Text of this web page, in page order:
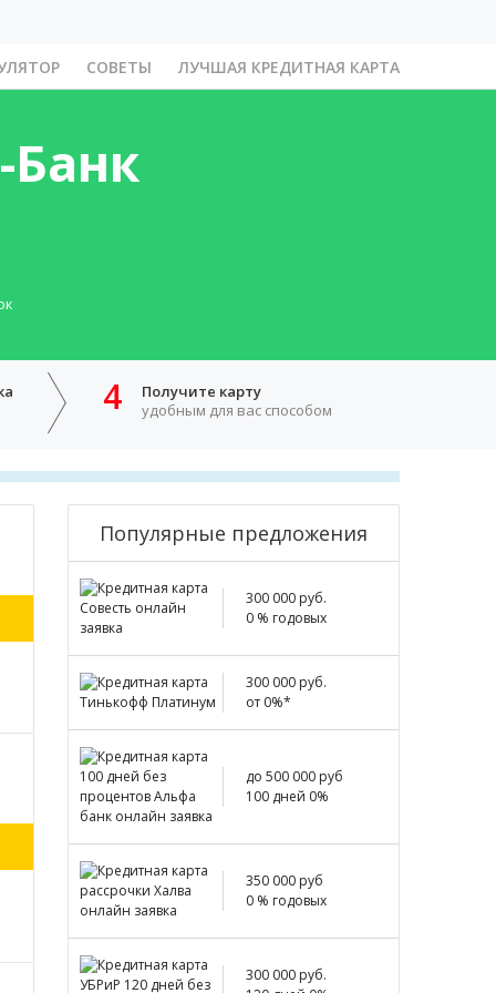
СОВЕТЫ ЛУЧШАЯ КРЕДИТНАЯ КАРТА
4
Получите карту
удобным для вас способом
Популярные предложения
300 000 руб.
0 % годовых
300 000 руб.
от 0%*
до 500 000 руб
100 дней 0%
350 000 руб
0 % годовых
300 000 руб.